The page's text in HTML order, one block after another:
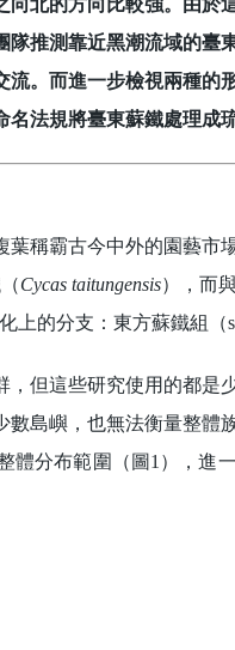
推測靠近黑潮流域的臺
。而進一步檢視兩種的
法規將臺東蘇鐵處理成
稱霸古今中外的園藝市
Cycas taitungensis），而
上的分支：東方蘇鐵組（
這些研究使用的都是
島嶼，也無法衡量整體
體分布範圍（圖1），進